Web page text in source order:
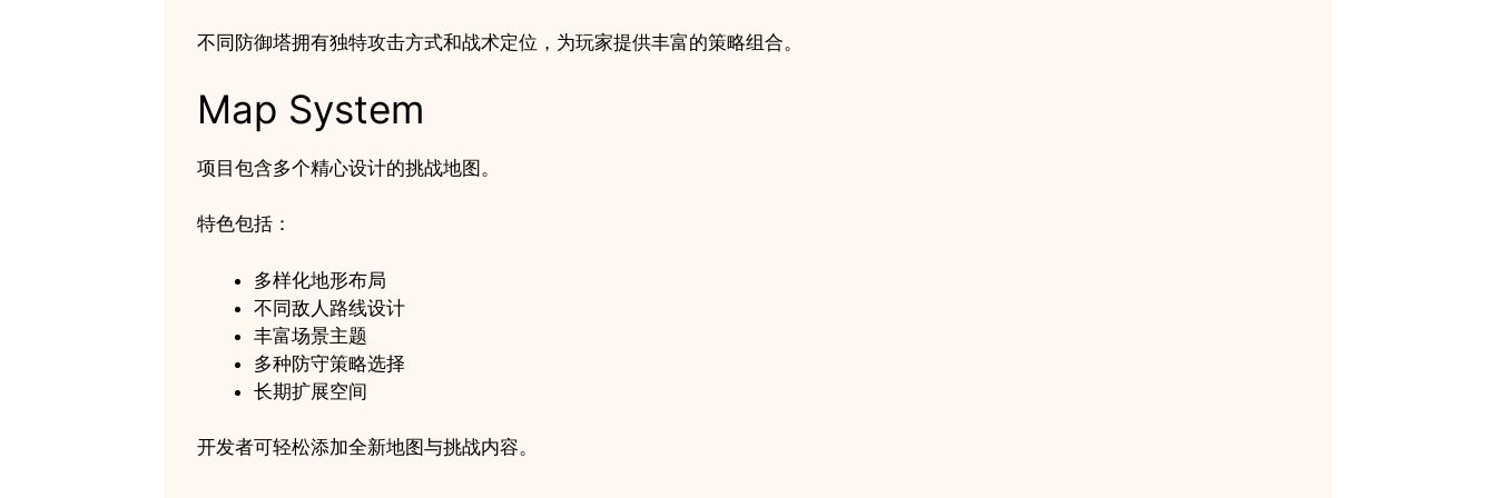
不同防御塔拥有独特攻击方式和战术定位，为玩家提供丰富的策略组合。
Map System
项目包含多个精心设计的挑战地图。
特色包括：
多样化地形布局
不同敌人路线设计
丰富场景主题
多种防守策略选择
长期扩展空间
开发者可轻松添加全新地图与挑战内容。